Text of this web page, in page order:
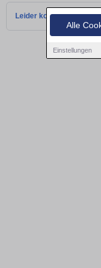
Alle
Einstellungen
Leider konnten wir